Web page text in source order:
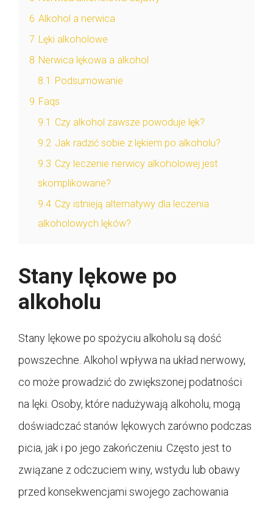
6 Alkohol a nerwica
7 Lęki alkoholowe
8 Nerwica lękowa a alkohol
8.1 Podsumowanie
9 Faqs
9.1 Czy alkohol zawsze powoduje lęk?
9.2 Jak radzić sobie z lękiem po alkoholu?
9.3 Czy leczenie nerwicy alkoholowej jest
skomplikowane?
9.4 Czy istnieją alternatywy dla leczenia
alkoholowych lęków?
Stany lękowe po
alkoholu
Stany lękowe po spożyciu alkoholu są dość
powszechne. Alkohol wpływa na układ nerwowy,
co może prowadzić do zwiększonej podatności
na lęki. Osoby, które nadużywają alkoholu, mogą
doświadczać stanów lękowych zarówno podczas
picia, jak i po jego zakończeniu. Często jest to
związane z odczuciem winy, wstydu lub obawy
przed konsekwencjami swojego zachowania